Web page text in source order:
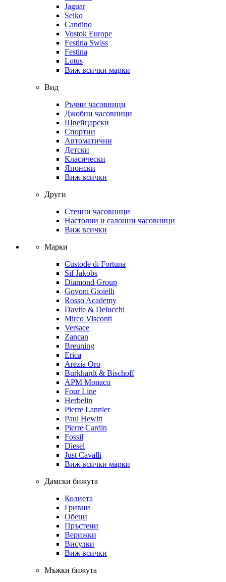
Jaguar
Seiko
Candino
Vostok Europe
Festina Swiss
Festina
Lotus
Виж всички марки
Вид
Ръчни часовници
Джобни часовници
Швейцарски
Спортни
Автоматични
Детски
Класически
Японски
Виж всички
Други
Стенни часовници
Настолни и салонни часовници
Виж всички
Марки
Custode di Fortuna
Sif Jakobs
Diamond Group
Govoni Gioielli
Rosso Academy
Davite & Delucchi
Mirco Visconti
Versace
Zancan
Breuning
Erica
Arezia Oro
Burkhardt & Bischoff
APM Monaco
Four Line
Herbelin
Pierre Lannier
Paul Hewitt
Pierre Cardin
Fossil
Diesel
Just Cavalli
Виж всички марки
Дамски бижута
Колиета
Гривни
Обеци
Пръстени
Верижки
Висулки
Виж всички
Мъжки бижута